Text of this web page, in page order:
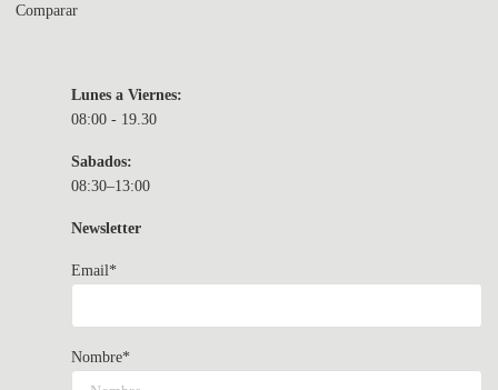
Comparar
Lunes a Viernes:
08:00 - 19.30
Sabados:
08:30–13:00
Newsletter
Email*
Nombre*